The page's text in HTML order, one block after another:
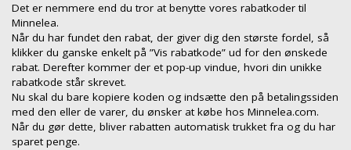
Det er nemmere end du tror at benytte vores rabatkoder til
Minnelea.
Når du har fundet den rabat, der giver dig den største fordel, så
klikker du ganske enkelt på ”Vis rabatkode” ud for den ønskede
rabat. Derefter kommer der et pop-up vindue, hvori din unikke
rabatkode står skrevet.
Nu skal du bare kopiere koden og indsætte den på betalingssiden
med den eller de varer, du ønsker at købe hos Minnelea.com.
Når du gør dette, bliver rabatten automatisk trukket fra og du har
sparet penge.